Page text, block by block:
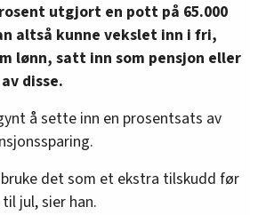
utgjort en pott på 65.000
altså kunne vekslet inn i fri,
lønn, satt inn som pensjon eller
disse.
å sette inn en prosentsats av
det som et ekstra tilskudd før
jul, sier han.